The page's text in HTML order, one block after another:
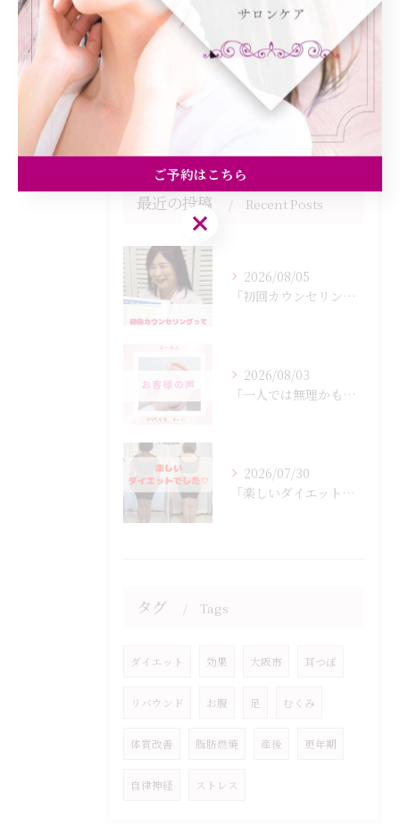
健康
美容エステ
最近の投稿 Recent Posts
2026/08/05
「初回カウンセリングでは何をするの？」
2026/08/03
「一人では無理かも…」
2026/07/30
「楽しいダイエットでした♡」
タグ Tags
ダイエット 効果 大阪市 耳つぼ
リバウンド お腹 足 むくみ
体質改善 脂肪燃焼 産後 更年期
自律神経 ストレス
ご予約はこちら
ご予約はこちら